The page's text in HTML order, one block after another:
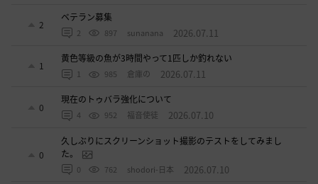
2
ベテラン募集
2 897 sunanana 2026.07.11
1
黄色等級の魚が3時間やって1匹しか釣れない
1 985 倉庫の 2026.07.11
0
現在のトゥバラ強化について
4 952 福音使徒 2026.07.10
0
久しぶりにスクリーンショット撮影のテストをしてみまし
た。
0 762 shodori-日本 2026.07.10